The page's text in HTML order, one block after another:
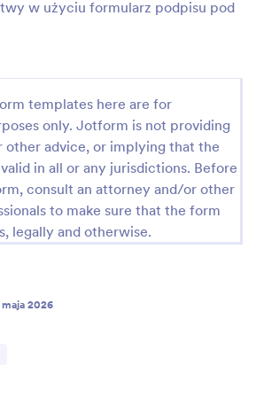
w użyciu formularz podpisu pod
templates here are for
only. Jotform is not providing
other advice, or implying that the
in all or any jurisdictions. Before
consult an attorney and/or other
to make sure that the form
legally and otherwise.
maja 2026
Podgląd